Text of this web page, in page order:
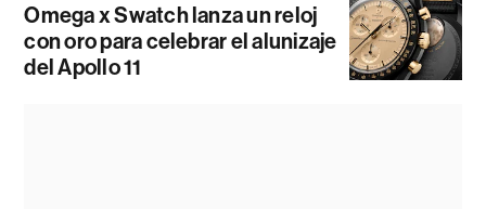
Omega x Swatch lanza un reloj
con oro para celebrar el alunizaje
del Apollo 11